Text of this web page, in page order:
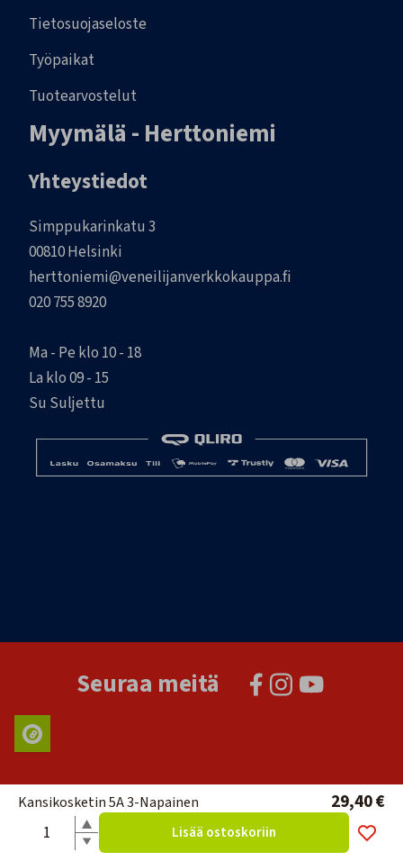
Kansikosketin 5A 3-Napainen 29,40 €
Lisää ostoskoriin
Tietosuojaseloste
Työpaikat
Tuotearvostelut
Myymälä - Herttoniemi
Yhteystiedot
Simppukarinkatu 3
00810 Helsinki
herttoniemi@veneilijanverkkokauppa.fi
020 755 8920
Ma - Pe klo 10 - 18
La klo 09 - 15
Su Suljettu
Seuraa meitä